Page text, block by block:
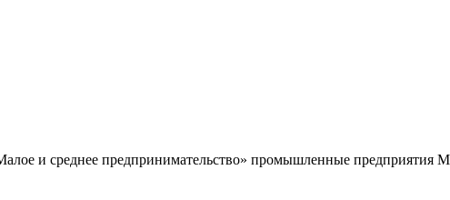
и среднее предпринимательство» промышленные предприятия